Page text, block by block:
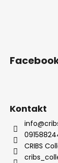
Kontakt
CRIBS